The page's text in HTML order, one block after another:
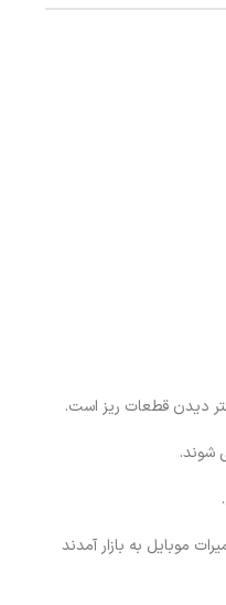
دیدن قطعات ریز است.
شوند.
موبایل به بازار آمدند